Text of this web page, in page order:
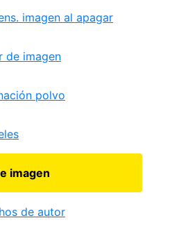
imagen al apagar
de imagen
polvo
imagen
de autor